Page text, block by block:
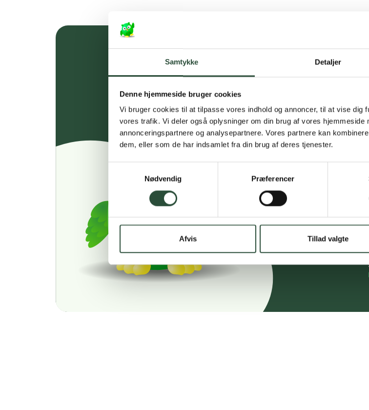
Samtykke Detaljer
Denne hjemmeside bruger cookies
Vi bruger cookies til at tilpasse vores indhold og annoncer, til at vise dig
vores trafik. Vi deler også oplysninger om din brug af vores hjemmeside
annonceringspartnere og analysepartnere. Vores partnere kan
dem, eller som de har indsamlet fra din brug af deres tjenester.
Nødvendig
Præferencer
Afvis Tillad valgte